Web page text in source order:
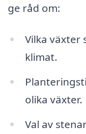
ge råd om:
Vilka växter
klimat.
olika växter.
Val av